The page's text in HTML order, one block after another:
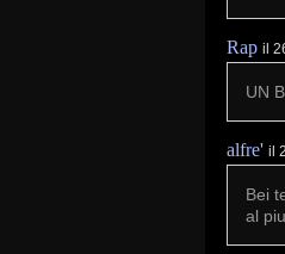
Rap il
UN
alfre' il
Bei
al